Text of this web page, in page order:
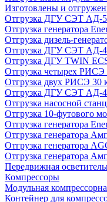
Изготовлены и
Отгрузка ДГУ СЭТ АД-
Отгрузка генератора
Отгрузка дизель-
Отгрузка ДГУ СЭТ АД-
Отгрузка ДГУ TWIN
Отгрузка четырех РИСЭ
Отгрузка двух РИСЭ 30
Отгрузка ДГУ СЭТ АД-
Отгрузка насосной
Отгрузка 10-футового
Отгрузка генератора
Отгрузка генератора
Отгрузка генератора
Отгрузка генератора
Передвижная
Компрессоры
Модульная
Контейнер для